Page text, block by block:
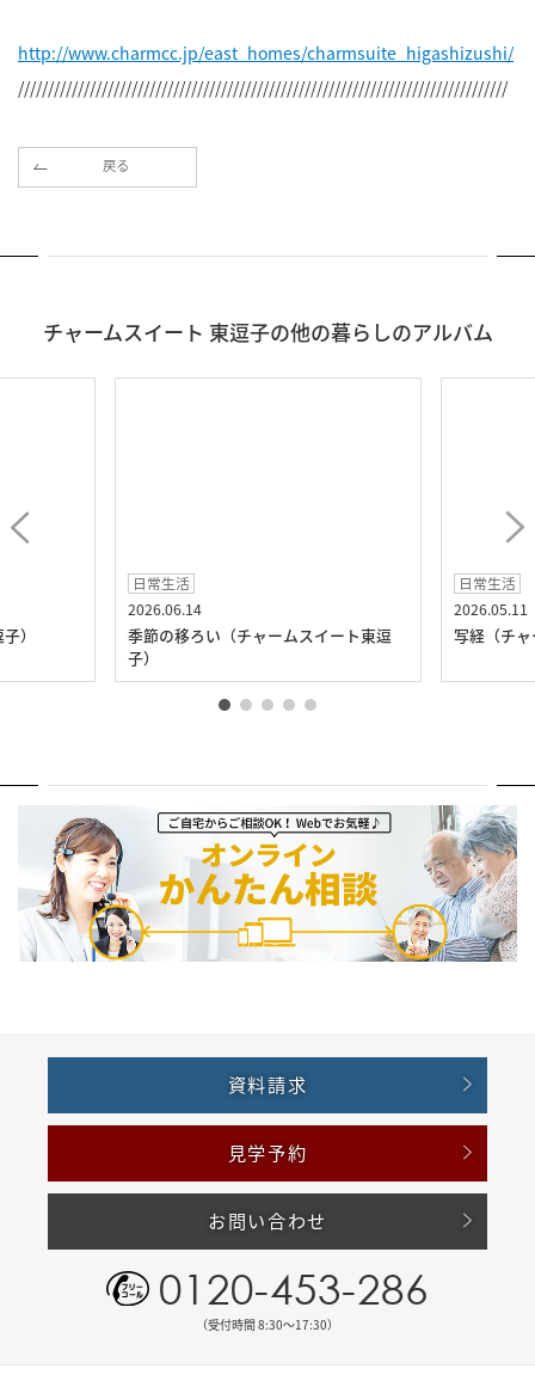
http://www.charmcc.jp/east_homes/charmsuite_higashizushi/
//////////////////////////////////////////////////////////////////////////////////
戻る
チャームスイート 東逗子の他の暮らしのアルバム
）
日常生活
2026.06.14
季節の移ろい（チャームスイート東逗
子）
日常生活
2026.05.11
写経（チ
資料請求
見学予約
お問い合わせ
0120-453-286
（受付時間 8:30〜17:30）